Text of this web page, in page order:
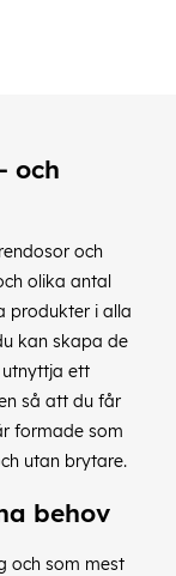
och
och
olika antal
produkter i alla
kan skapa de
ett
så att du får
formade som
utan brytare.
behov
och som mest